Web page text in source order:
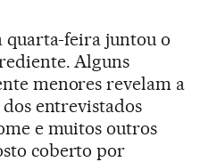
quarta-feira juntou o
Alguns
menores revelam a
entrevistados
e muitos outros
coberto por